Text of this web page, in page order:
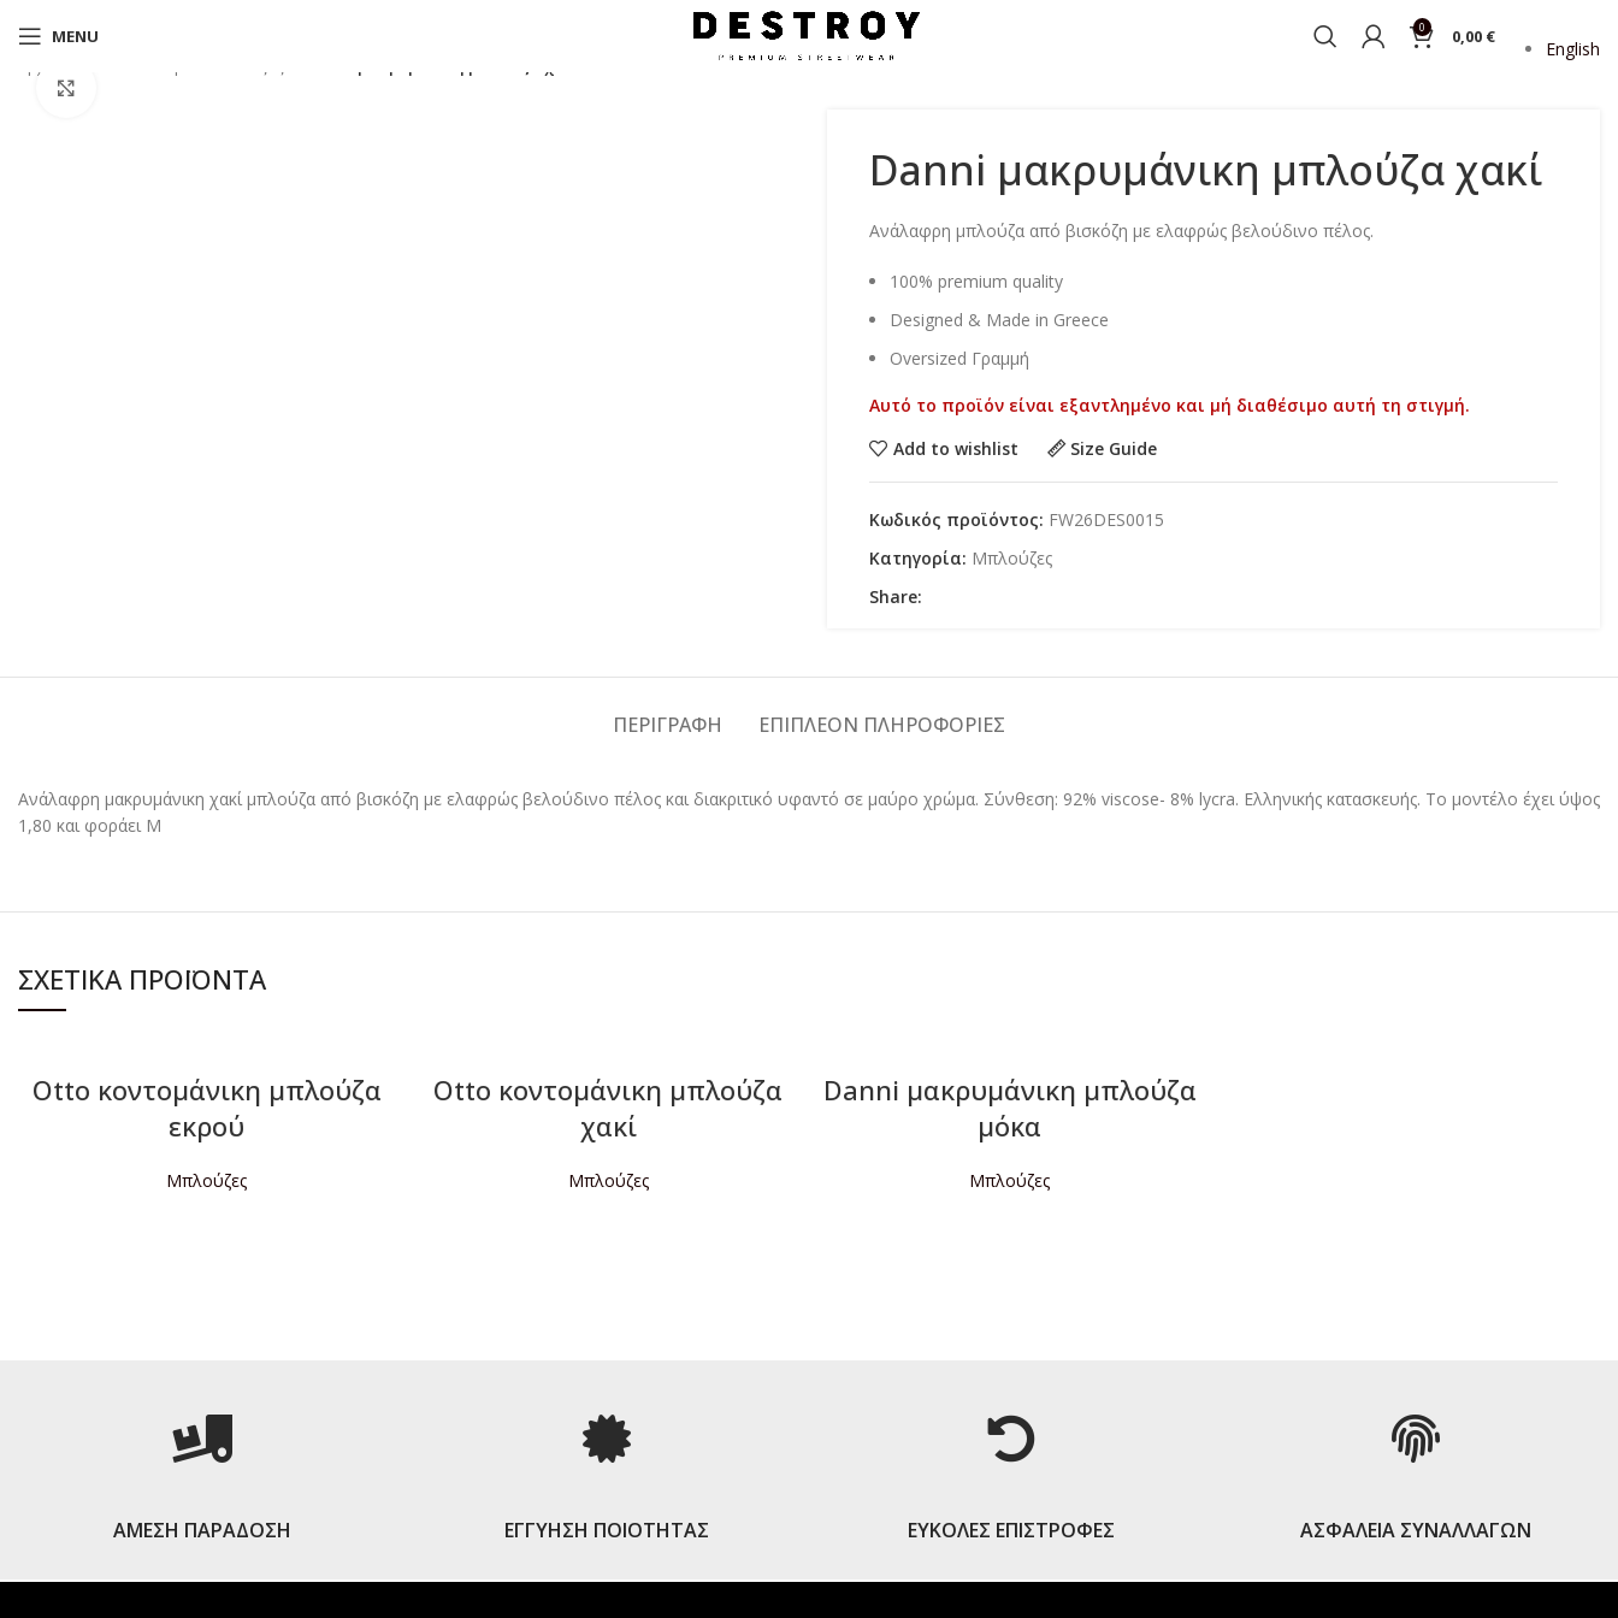
MENU 0 0,00 €
English
Danni μακρυμάνικη μπλούζα χακί
Ανάλαφρη μπλούζα από βισκόζη με ελαφρώς βελούδινο πέλος.
100% premium quality
Designed & Made in Greece
Oversized Γραμμή
Αυτό το προϊόν είναι εξαντλημένο και μή διαθέσιμο αυτή τη στιγμή.
Add to wishlist
Size Guide
Κωδικός προϊόντος: FW26DES0015
Κατηγορία: Μπλούζες
Share:
ΠΕΡΙΓΡΑΦΉ ΕΠΙΠΛΈΟΝ ΠΛΗΡΟΦΟΡΊΕΣ
Ανάλαφρη μακρυμάνικη χακί μπλούζα από βισκόζη με ελαφρώς βελούδινο πέλος και διακριτικό υφαντό σε μαύρο χρώμα. Σύνθεση: 92% viscose- 8% lycra. Ελληνικής κατασκευής. Το μοντέλο έχει ύψος
1,80 και φοράει M
ΣΧΕΤΙΚΆ ΠΡΟΪΌΝΤΑ
Otto κοντομάνικη μπλούζα
εκρού
Μπλούζες
Otto κοντομάνικη μπλούζα
χακί
Μπλούζες
Danni μακρυμάνικη μπλούζα
μόκα
Μπλούζες
ΑΜΕΣΗ ΠΑΡΑΔΟΣΗ ΕΓΓΥΗΣΗ ΠΟΙΟΤΗΤΑΣ ΕΥΚΟΛΕΣ ΕΠΙΣΤΡΟΦΕΣ ΑΣΦΑΛΕΙΑ ΣΥΝΑΛΛΑΓΩΝ